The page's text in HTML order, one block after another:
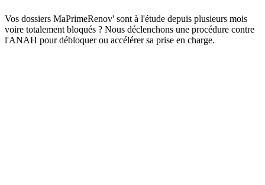
Vos dossiers MaPrimeRenov' sont à l'étude depuis plusieurs mois
voire totalement bloqués ? Nous déclenchons une procédure contre
l'ANAH pour débloquer ou accélérer sa prise en charge.